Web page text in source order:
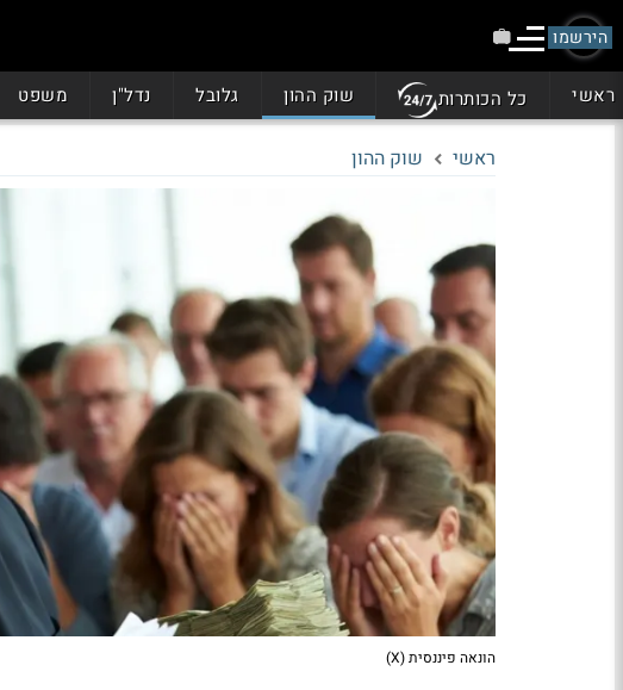
הירשמו
ראשי כל הכותרות שוק ההון גלובל נדל"ן משפט
ראשי שוק ההון
הונאה פיננסית (X)